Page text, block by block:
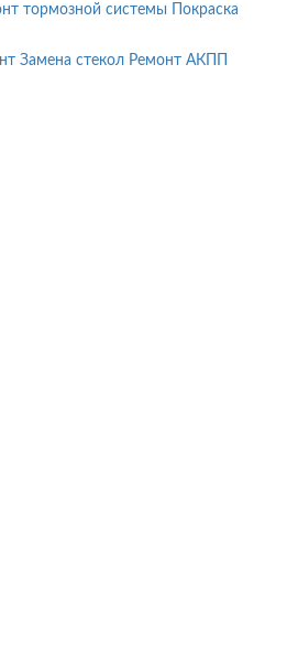
тормозной системы
Покраска
Замена стекол Ремонт АКПП